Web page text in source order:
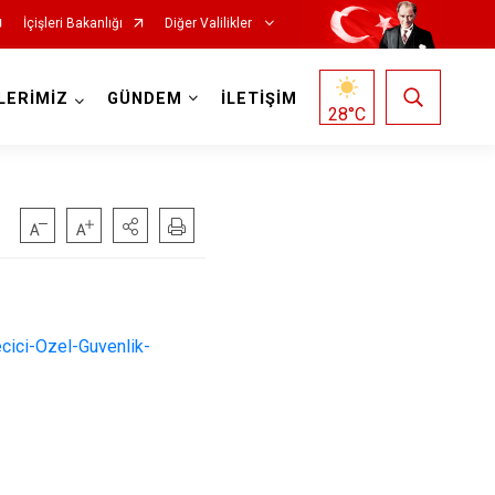
İçişleri Bakanlığı Diğer Valilikler
GÜNDEM İLETİŞİM
28°C
Ozel-Guvenlik-